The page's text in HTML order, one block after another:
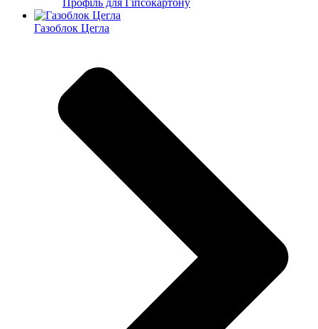
Газоблок Цегла